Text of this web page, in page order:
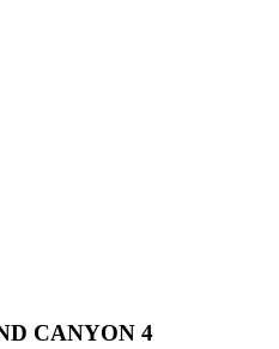
CANYON 4